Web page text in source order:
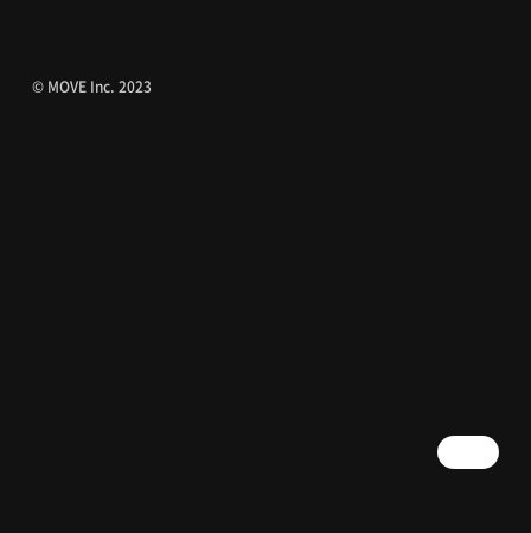
© MOVE Inc. 2023